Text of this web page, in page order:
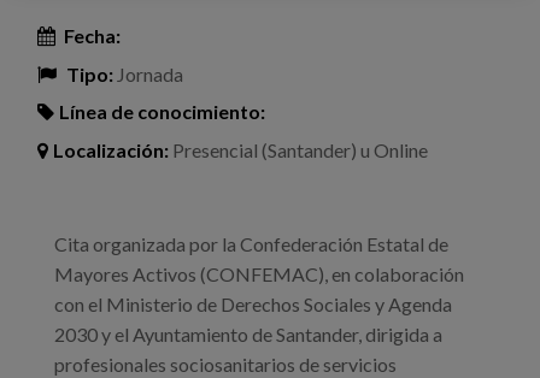
Fecha:
Tipo: Jornada
Línea de conocimiento:
Localización: Presencial (Santander) u Online
Cita organizada por la Confederación Estatal de
Mayores Activos (CONFEMAC), en colaboración
con el Ministerio de Derechos Sociales y Agenda
2030 y el Ayuntamiento de Santander, dirigida a
profesionales sociosanitarios de servicios